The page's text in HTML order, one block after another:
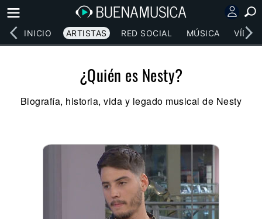
INICIO ARTISTAS RED SOCIAL MÚSICA
¿Quién es Nesty?
Biografía, historia, vida y legado musical de Nesty